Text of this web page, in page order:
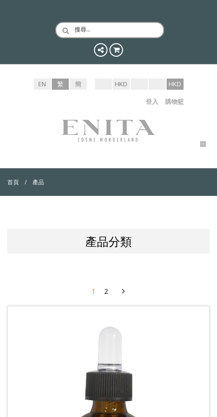
搜尋…
HKD HKD
EN 繁
簡
登入
購物籃
首頁 產品
產品分類
1 2